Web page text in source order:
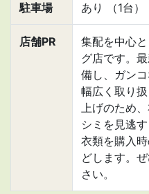
駐車場 あり （1台）
店舗PR
集配を中心
グ店です。
備し、ガン
幅広く取り
上げのため、
シミを見逃
衣類を購入
どします。
さい。